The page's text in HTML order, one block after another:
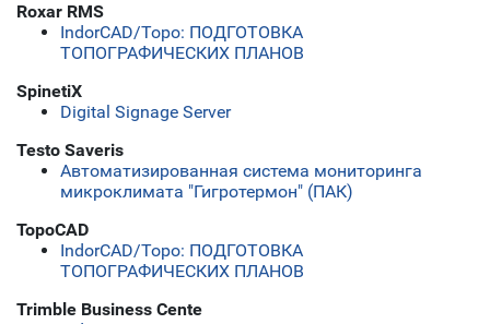
Roxar RMS
IndorCAD/Topo: ПОДГОТОВКА
ТОПОГРАФИЧЕСКИХ ПЛАНОВ
SpinetiX
Digital Signage Server
Testo Saveris
Автоматизированная система мониторинга
микроклимата "Гигротермон" (ПАК)
TopoCAD
IndorCAD/Topo: ПОДГОТОВКА
ТОПОГРАФИЧЕСКИХ ПЛАНОВ
Trimble Business Cente